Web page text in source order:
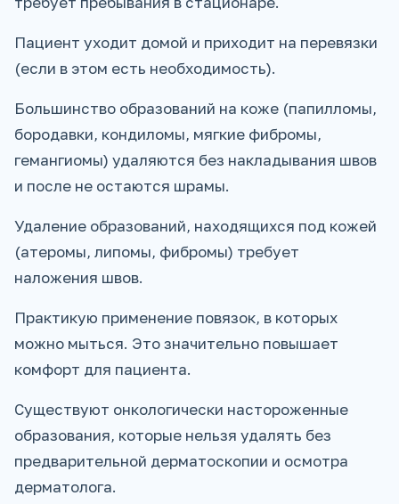
Пациент уходит домой и приходит на перевязки
(если в этом есть необходимость).
Большинство образований на коже (папилломы,
бородавки, кондиломы, мягкие фибромы,
гемангиомы) удаляются без накладывания швов
и после не остаются шрамы.
Удаление образований, находящихся под кожей
(атеромы, липомы, фибромы) требует
наложения швов.
Практикую применение повязок, в которых
можно мыться. Это значительно повышает
комфорт для пациента.
Существуют онкологически настороженные
образования, которые нельзя удалять без
предварительной дерматоскопии и осмотра
дерматолога.